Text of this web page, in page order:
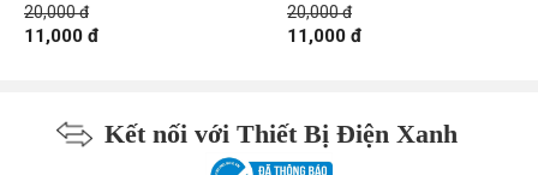
20,000 đ
11,000 đ
20,000 đ
11,000 đ
Kết nối với Thiết Bị Điện Xanh